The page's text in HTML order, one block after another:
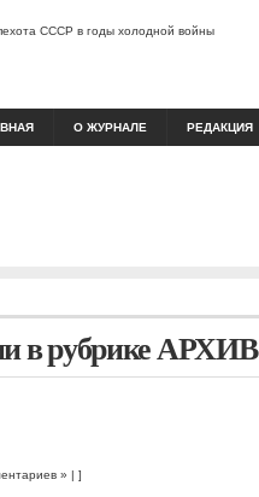
СССР в годы холодной войны
О ЖУРНАЛЕ РЕДАКЦИЯ
в рубрике АРХИВ
» | ]